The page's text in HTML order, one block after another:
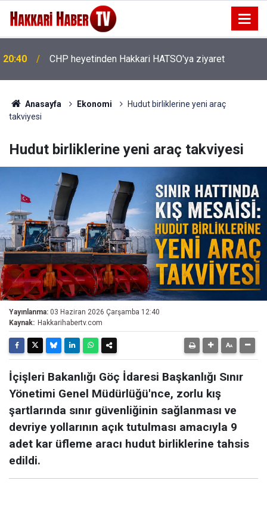
CHP heyetinden Hakkari HATSO'ya ziyaret
20:36 İhtiyaç Sahibi Engellilere umut olan bağış
Anasayfa Ekonomi
Hudut birliklerine yeni araç
takviyesi
Hudut birliklerine yeni araç takviyesi
Yayınlanma: 03 Haziran 2026 Çarşamba 12:40
Kaynak: Hakkarihabertv.com
İçişleri Bakanlığı Göç İdaresi Başkanlığı Sınır
Yönetimi Genel Müdürlüğü'nce, zorlu kış
şartlarında sınır güvenliğinin sağlanması ve
devriye yollarının açık tutulması amacıyla 9
adet kar üfleme aracı hudut birliklerine tahsis
edildi.